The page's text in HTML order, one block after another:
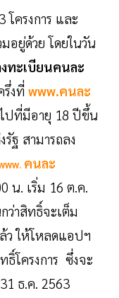
ครงการ และ
มอยู่ด้วย โดยในวัน
ทะเบียนคนละ
งที่ www.คนละ
ปที่มีอายุ 18 ปีขึ้น
ฐ สามารถลง
คนละ
น. เริ่ม 16 ต.ค.
ว่าสิทธิ์จะเต็ม
ว ให้โหลดแอปฯ
ธิ์โครงการ ซึ่งจะ
ธ.ค. 2563